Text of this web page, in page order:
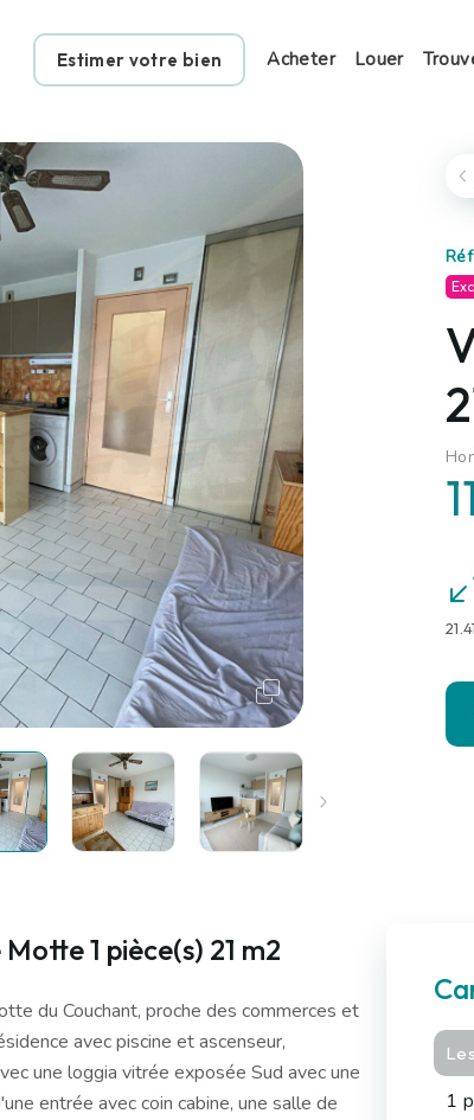
Estimer votre bien Acheter Louer
1 pièce(s) 21 m2
du Couchant, proche des commerces et
avec piscine et ascenseur,
une loggia vitrée exposée Sud avec une
entrée avec coin cabine, une salle de
1